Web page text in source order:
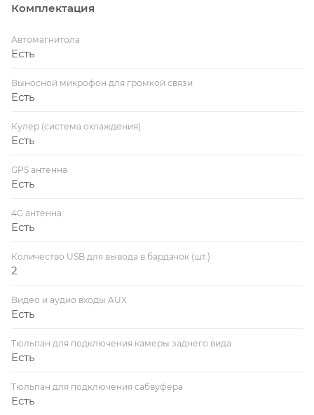
Комплектация
Автомагнитола
Есть
Выносной микрофон для громкой связи
Есть
Кулер (система охлаждения)
Есть
GPS антенна
Есть
4G антенна
Есть
Количество USB для вывода в бардачок (шт.)
2
Видео и аудио входы AUX
Есть
Тюльпан для подключения камеры заднего вида
Есть
Тюльпан для подключения сабвуфера
Есть